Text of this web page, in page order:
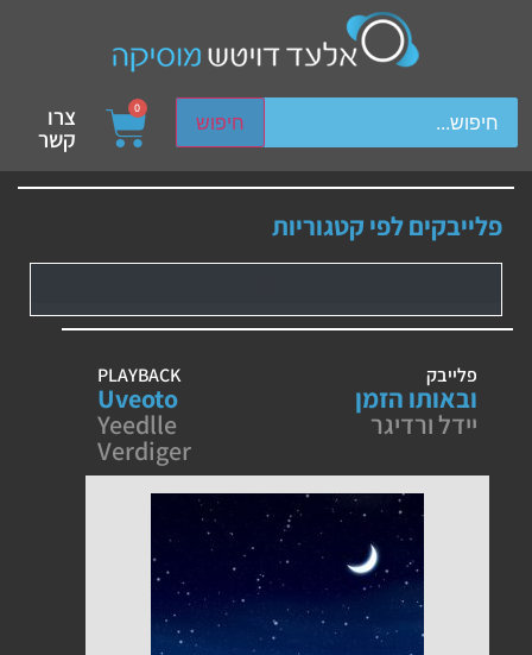
חיפוש
device users, explore by touch or with swipe gestures.
0 צרו
קשר
פלייבקים לפי קטגוריות
פלייבק
ובאותו הזמן
יידל ורדיגר
PLAYBACK
Uveoto
Yeedlle
Verdiger